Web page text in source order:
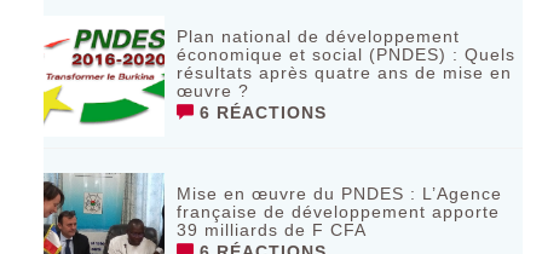
Plan national de développement
économique et social (PNDES) : Quels
résultats après quatre ans de mise en
œuvre ?
6 RÉACTIONS
Mise en œuvre du PNDES : L’Agence
française de développement apporte
39 milliards de F CFA